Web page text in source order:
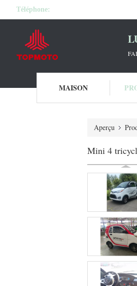
Téléphone:
MAISON
Aperçu
Mini 4